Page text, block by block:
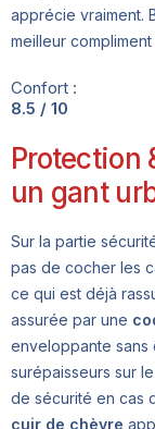
apprécie vraiment.
meilleur
Confort :
8.5 / 10
Protection
un gant
Sur la partie
pas de cocher les
ce qui est déjà
assurée par une
enveloppante sans
surépaisseurs sur
de sécurité en cas
cuir de chèvre